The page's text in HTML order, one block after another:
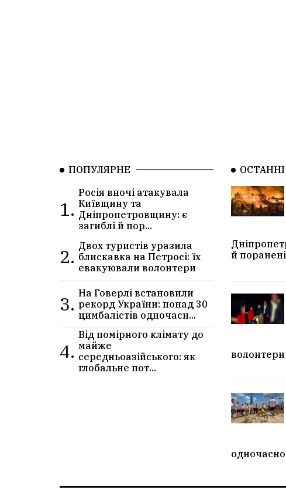
ПОПУЛЯРНЕ
1.
Росія вночі атакувала
Київщину та
Дніпропетровщину: є
загиблі й пор...
2. Двох туристів уразила
блискавка на Петросі: їх
евакуювали волонтери
3. На Говерлі встановили
рекорд України: понад 30
цимбалістів одночасн...
4.
Від помірного клімату до
майже
середньоазійського: як
глобальне пот...
й
волонтери